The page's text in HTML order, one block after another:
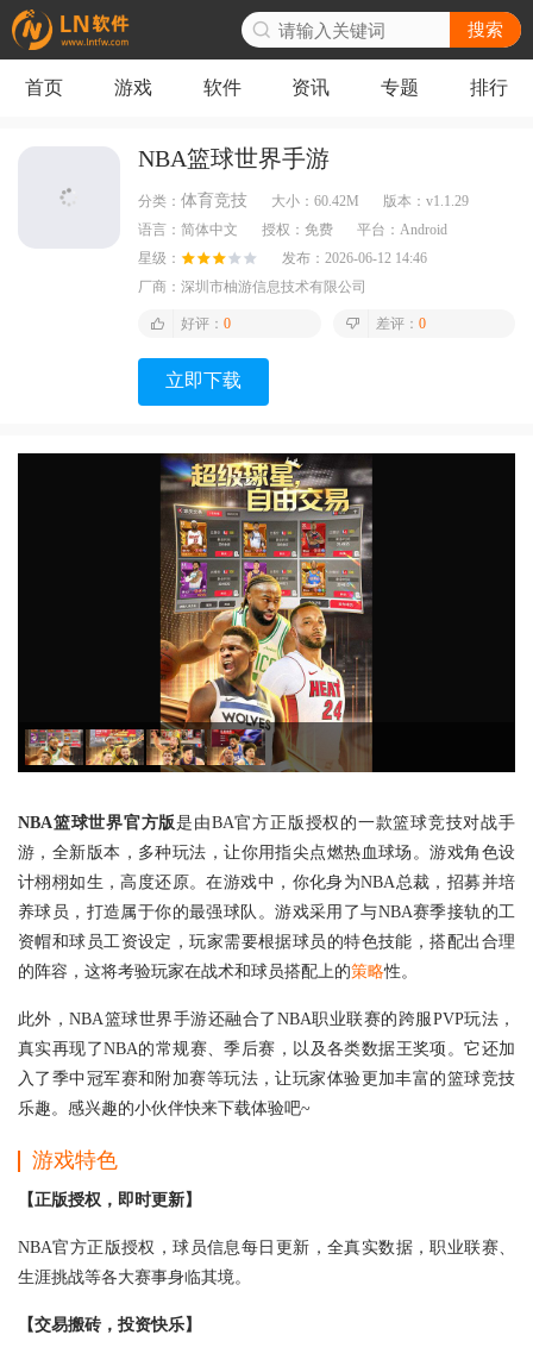
搜索
首页 游戏 软件 资讯 专题 排行
NBA篮球世界手游
分类： 体育竞技 大小： 60.42M 版本： v1.1.29
语言： 简体中文 授权： 免费 平台： Android
星级：
发布： 2026-06-12 14:46
厂商： 深圳市柚游信息技术有限公司
好评： 0 差评： 0
立即下载
NBA篮球世界官方版是由BA官方正版授权的一款篮球竞技对战手
游，全新版本，多种玩法，让你用指尖点燃热血球场。游戏角色设
计栩栩如生，高度还原。在游戏中，你化身为NBA总裁，招募并培
养球员，打造属于你的最强球队。游戏采用了与NBA赛季接轨的工
资帽和球员工资设定，玩家需要根据球员的特色技能，搭配出合理
的阵容，这将考验玩家在战术和球员搭配上的策略性。
此外，NBA篮球世界手游还融合了NBA职业联赛的跨服PVP玩法，
真实再现了NBA的常规赛、季后赛，以及各类数据王奖项。它还加
入了季中冠军赛和附加赛等玩法，让玩家体验更加丰富的篮球竞技
乐趣。感兴趣的小伙伴快来下载体验吧~
游戏特色
【正版授权，即时更新】
NBA官方正版授权，球员信息每日更新，全真实数据，职业联赛、
生涯挑战等各大赛事身临其境。
【交易搬砖，投资快乐】